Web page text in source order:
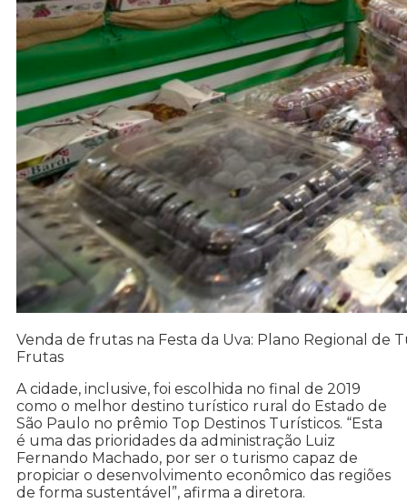
Venda de frutas na Festa da Uva: Plano Regional
Frutas
A cidade, inclusive, foi escolhida no final de 2019
como o melhor destino turístico rural do Estado de
São Paulo no prêmio Top Destinos Turísticos. “Esta
é uma das prioridades da administração Luiz
Fernando Machado, por ser o turismo capaz de
propiciar o desenvolvimento econômico das regiões
de forma sustentável”, afirma a diretora.